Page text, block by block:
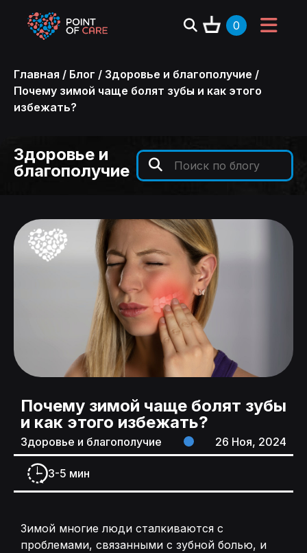
0
Главная / Блог / Здоровье и благополучие /
Почему зимой чаще болят зубы и как этого
избежать?
Здоровье и
благополучие
Почему зимой чаще болят зубы
и как этого избежать?
Здоровье и благополучие 26 Ноя, 2024
3-5 мин
Зимой многие люди сталкиваются с
проблемами, связанными с зубной болью, и